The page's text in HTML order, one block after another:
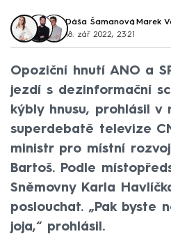
Dáša Šamanová, Marek
18. zář 2022, 23:21
Opoziční hnutí ANO a
jezdí s dezinformační
kýbly hnusu, prohlásil v
superdebatě televize
ministr pro místní
Bartoš. Podle
Sněmovny Karla
poslouchat. „Pak byste
joja,“ prohlásil.